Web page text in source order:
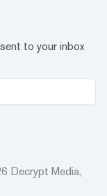
to your inbox
Decrypt Media,